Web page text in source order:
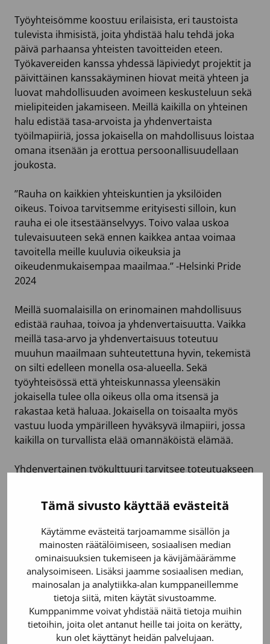
Tämä sivusto käyttää evästeitä
Käytämme evästeitä tarjoamamme sisällön ja
mainosten räätälöimiseen, sosiaalisen median
ominaisuuksien tukemiseen ja kävijämäärämme
analysoimiseen. Lisäksi jaamme sosiaalisen median,
mainosalan ja analytiikka-alan kumppaneillemme
tietoja siitä, miten käytät sivustoamme.
Kumppanimme voivat yhdistää näitä tietoja muihin
tietoihin, joita olet antanut heille tai joita on kerätty,
kun olet käyttänyt heidän palvelujaan.
Työyhteisömme koostuu erilaisista, eri taustoista
tulevista ihmisistä, joita yhdistää halu tehdä joka
päivä parhaansa yhteisten tavoitteiden eteen.
Työkavereiden kanssa yhdessä läpiviedyt projektit ja
päivittäinen kanssakäyminen hiovat meitä yhteen ja
luovat mahdollisuuden avoimeen keskusteluun sekä
mielipiteiden jakamiseen. Meillä kaikilla on yhteinen
halu edistää tasa-arvoista ja yhdenvertaista
työilmapiiriä, jossa jokaisella on mahdollisuus loistaa
omana itsenään ja erottua persoonallisuudellaan
joukosta.
’’Rauha on kaikkien yhteiskuntien ja yksilöiden
oikeus. Toivoa tarvitsemme erityisesti silloin, kun
rauha ei ole itsestäänselvyys. Toivo valaa uskoa
tulevaisuuteen sekä ennen kaikkea antaa voimaa
tavoitella meille kuuluvia oikeuksia ja
oikeudenmukaisempaa maailmaa.’’ -Helsinki Pride
2024
Meillä suomalaisilla on erinomainen mahdollisuus
edistää rauhaa, toivoa ja yhdenvertaisuutta. Vaikka
meillä tasa-arvo ja yhdenvertaisuus toteutuu
muuhun maailmaan suhteutettuna hyvin, tekemistä
on silti edelleen monella osa-alueella. Sekä
työyhteisössä että yhteiskunnassa yleensäkin
jokaisella tulee olla oikeus olla oma itsensä ja
rakastaa ketä haluaa. Jokaisella on toisaalta myös
vastuu luoda ympärilleen hyväksyvä ilmapiiri, jossa
kaikilla on turvallista elää omannäköistä elämää.
Yhdenvertainen työkulttuuri tarvitsee toteutuakseen
toiminnassaan ottavat muut huomioon eivätkä syrji
ketään iän, sukupuolen, etnisen taustan tai
seksuaalisen suuntautumisen perusteella.
Yksin emme luo muutosta, mutta yhdessä pystymme
mihin tahansa!
-Vilma Nissinen, Marketing Specialist